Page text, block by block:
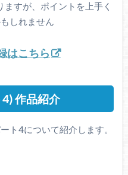
すが、ポイントを上手く
しれません
はこちら
作品紹介
ト4について紹介します。